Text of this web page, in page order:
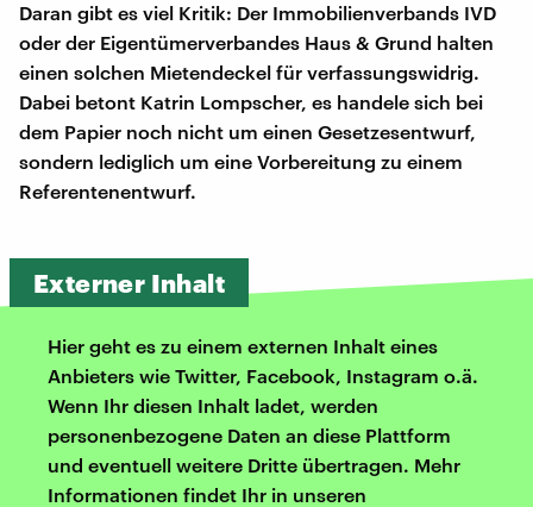
Daran gibt es viel Kritik: Der Immobilienverbands IVD
oder der Eigentümerverbandes Haus & Grund halten
einen solchen Mietendeckel für verfassungswidrig.
Dabei betont Katrin Lompscher, es handele sich bei
dem Papier noch nicht um einen Gesetzesentwurf,
sondern lediglich um eine Vorbereitung zu einem
Referentenentwurf.
Externer Inhalt
Hier geht es zu einem externen Inhalt eines
Anbieters wie Twitter, Facebook, Instagram o.ä.
Wenn Ihr diesen Inhalt ladet, werden
personenbezogene Daten an diese Plattform
und eventuell weitere Dritte übertragen. Mehr
Informationen findet Ihr in unseren